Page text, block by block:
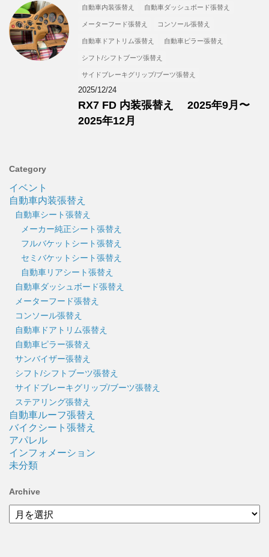
自動車内装張替え 自動車ダッシュボード張替え
メーターフード張替え コンソール張替え
自動車ドアトリム張替え 自動車ピラー張替え
シフト/シフトブーツ張替え
サイドブレーキグリップ/ブーツ張替え
2025/12/24
RX7 FD 内装張替え 2025年9月〜
2025年12月
Category
イベント
自動車内装張替え
自動車シート張替え
メーカー純正シート張替え
フルバケットシート張替え
セミバケットシート張替え
自動車リアシート張替え
自動車ダッシュボード張替え
メーターフード張替え
コンソール張替え
自動車ドアトリム張替え
自動車ピラー張替え
サンバイザー張替え
シフト/シフトブーツ張替え
サイドブレーキグリップ/ブーツ張替え
ステアリング張替え
自動車ルーフ張替え
バイクシート張替え
アパレル
インフォメーション
未分類
Archive
Archive